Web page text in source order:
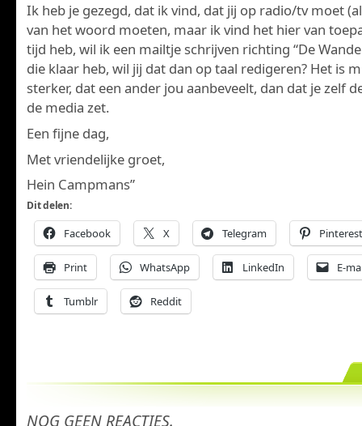
Ik heb je gezegd, dat ik vind, dat jij op radio/tv moet
van het woord moeten, maar ik vind het hier van
tijd heb, wil ik een mailtje schrijven richting “De
die klaar heb, wil jij dat dan op taal redigeren? Het is
sterker, dat een ander jou aanbeveelt, dan dat je zelf
de media zet.
Een fijne dag,
Met vriendelijke groet,
Hein Campmans”
Dit delen:
Facebook X Telegram Pinterest
Print WhatsApp LinkedIn E-
Tumblr Reddit
NOG GEEN REACTIES.